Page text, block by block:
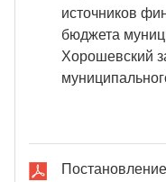
источников
бюджета
Хорошевский